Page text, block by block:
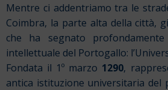
Mentre ci addentriamo tra le
Coimbra, la parte alta della città,
che ha segnato
intellettuale del Portogallo:
Fondata il 1º marzo 1290,
antica istituzione universitaria del